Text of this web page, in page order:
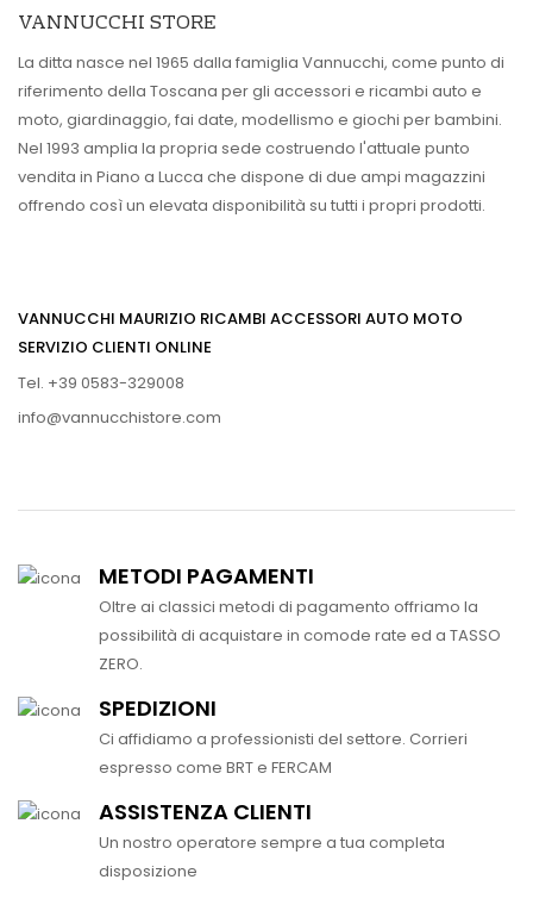
VANNUCCHI STORE
La ditta nasce nel 1965 dalla famiglia Vannucchi, come punto di
riferimento della Toscana per gli accessori e ricambi auto e
moto, giardinaggio, fai date, modellismo e giochi per bambini.
Nel 1993 amplia la propria sede costruendo l'attuale punto
vendita in Piano a Lucca che dispone di due ampi magazzini
offrendo così un elevata disponibilità su tutti i propri prodotti.
VANNUCCHI MAURIZIO RICAMBI ACCESSORI AUTO MOTO
SERVIZIO CLIENTI ONLINE
Tel. +39 0583-329008
info@vannucchistore.com
METODI PAGAMENTI
Oltre ai classici metodi di pagamento offriamo la
possibilità di acquistare in comode rate ed a TASSO
ZERO.
SPEDIZIONI
Ci affidiamo a professionisti del settore. Corrieri
espresso come BRT e FERCAM
ASSISTENZA CLIENTI
Un nostro operatore sempre a tua completa
disposizione